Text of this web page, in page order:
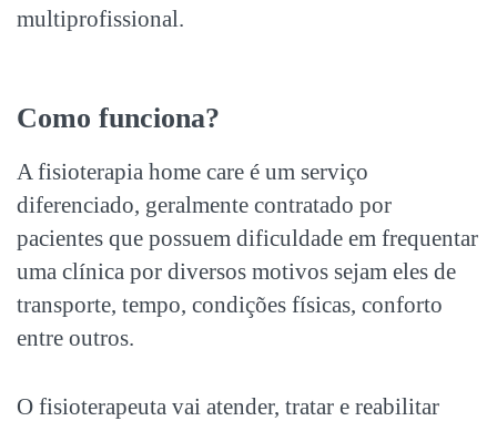
multiprofissional.
Como funciona?
A fisioterapia home care é um serviço
diferenciado, geralmente contratado por
pacientes que possuem dificuldade em frequentar
uma clínica por diversos motivos sejam eles de
transporte, tempo, condições físicas, conforto
entre outros.
O fisioterapeuta vai atender, tratar e reabilitar